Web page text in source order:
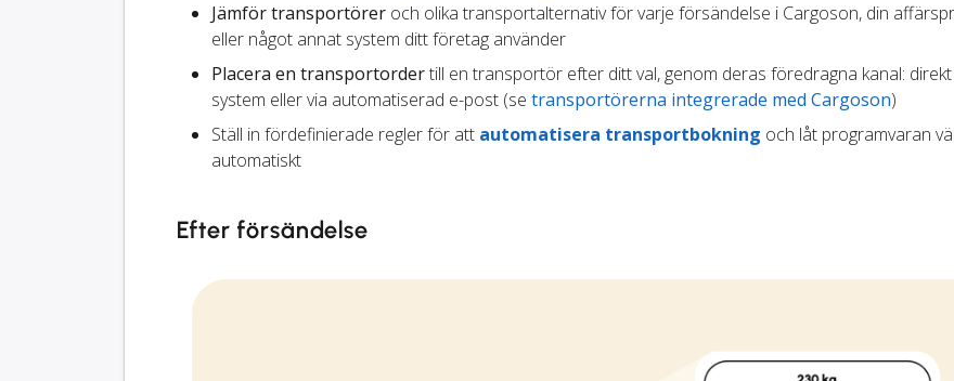
Jämför transportörer och olika transportalternativ för varje försändelse i Cargoson, din
eller något annat system ditt företag använder
Placera en transportordertill en transportör efter ditt val, genom deras föredragna kanal:
system eller via automatiserad e-post (se transportörerna integrerade med Cargoson)
Ställ in fördefinierade regler för att automatisera transportbokning och låt programvaran
automatiskt
Efter försändelse